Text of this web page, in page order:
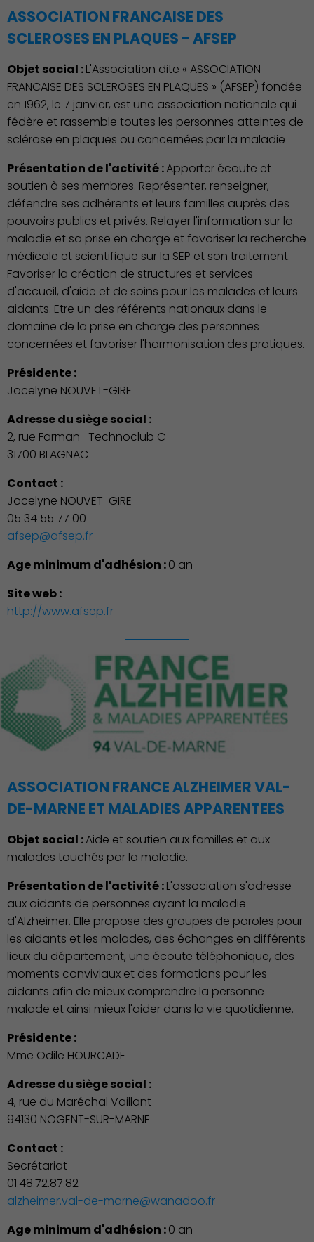
Action Sociale Solidarité
ASSOCIATION FRANCAISE DES
SCLEROSES EN PLAQUES - AFSEP
Objet social :L'Association dite « ASSOCIATION
FRANCAISE DES SCLEROSES EN PLAQUES » (AFSEP) fondée
en 1962, le 7 janvier, est une association nationale qui
fédère et rassemble toutes les personnes atteintes de
sclérose en plaques ou concernées par la maladie
Présentation de l'activité :Apporter écoute et
soutien à ses membres. Représenter, renseigner,
défendre ses adhérents et leurs familles auprès des
pouvoirs publics et privés. Relayer l'information sur la
maladie et sa prise en charge et favoriser la recherche
médicale et scientifique sur la SEP et son traitement.
Favoriser la création de structures et services
d'accueil, d'aide et de soins pour les malades et leurs
aidants. Etre un des référents nationaux dans le
domaine de la prise en charge des personnes
concernées et favoriser l'harmonisation des pratiques.
Présidente :
Jocelyne NOUVET-GIRE
Adresse du siège social :
2, rue Farman -Technoclub C
31700 BLAGNAC
Contact :
Jocelyne NOUVET-GIRE
05 34 55 77 00
afsep@afsep.fr
Age minimum d'adhésion :0 an
Site web :
http://www.afsep.fr
ASSOCIATION FRANCE ALZHEIMER VAL-
DE-MARNE ET MALADIES APPARENTEES
Objet social :Aide et soutien aux familles et aux
malades touchés par la maladie.
Présentation de l'activité :L'association s'adresse
aux aidants de personnes ayant la maladie
d'Alzheimer. Elle propose des groupes de paroles pour
les aidants et les malades, des échanges en différents
lieux du département, une écoute téléphonique, des
moments conviviaux et des formations pour les
aidants afin de mieux comprendre la personne
malade et ainsi mieux l'aider dans la vie quotidienne.
Présidente :
Mme Odile HOURCADE
Adresse du siège social :
4, rue du Maréchal Vaillant
94130 NOGENT-SUR-MARNE
Contact :
Secrétariat
01.48.72.87.82
alzheimer.val-de-marne@wanadoo.fr
Age minimum d'adhésion :0 an